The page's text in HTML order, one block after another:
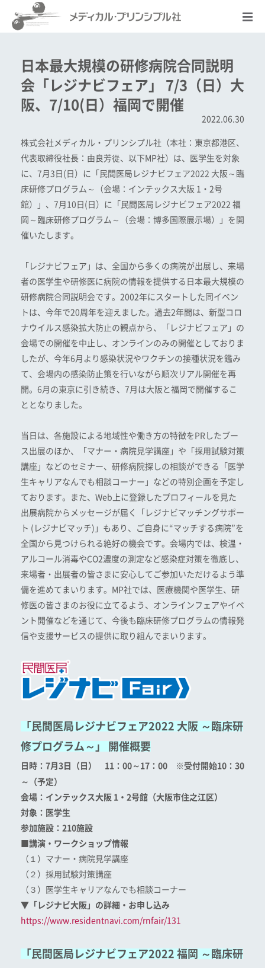
日本最大規模の研修病院合同説明
会「レジナビフェア」 7/3（日）大
阪、7/10(日）福岡で開催
2022.06.30
株式会社メディカル・プリンシプル社（本社：東京都港区、
代表取締役社長：由良芳從、以下MP社）は、医学生を対象
に、7月3日(日）に「民間医局レジナビフェア2022 大阪～臨
床研修プログラム～（会場：インテックス大阪 1・2号
館）」、7月10日(日）に「民間医局レジナビフェア2022 福
岡～臨床研修プログラム～（会場：博多国際展示場）」を開
催いたします。
「レジナビフェア」は、全国から多くの病院が出展し、来場
者の医学生や研修医に病院の情報を提供する日本最大規模の
研修病院合同説明会です。2002年にスタートした同イベン
トは、今年で20周年を迎えました。過去2年間は、新型コロ
ナウイルス感染拡大防止の観点から、「レジナビフェア」の
会場での開催を中止し、オンラインのみの開催としておりま
したが、今年6月より感染状況やワクチンの接種状況を鑑み
て、会場内の感染防止策を行いながら順次リアル開催を再
開。6月の東京に引き続き、7月は大阪と福岡で開催するこ
ととなりました。
当日は、各施設による地域性や働き方の特徴をPRしたブー
ス出展のほか、「マナー・病院見学講座」や「採用試験対策
講座」などのセミナー、研修病院探しの相談ができる「医学
生キャリアなんでも相談コーナー」などの特別企画を予定し
ております。また、Web上に登録したプロフィールを見た
出展病院からメッセージが届く「レジナビマッチングサポー
ト (レジナビマッチ)」もあり、ご自身に“マッチする病院”を
全国から見つけられる絶好の機会です。会場内では、検温・
アルコール消毒やCO2濃度の測定など感染症対策を徹底し、
来場者・出展者の皆さまに安心してご参加いただけるよう準
備を進めてまいります。MP社では、医療機関や医学生、研
修医の皆さまのお役に立てるよう、オンラインフェアやイベ
ント開催などを通じて、今後も臨床研修プログラムの情報発
信や支援サービスの提供に取り組んでまいります。
「民間医局レジナビフェア2022 大阪 ～臨床研
修プログラム～」 開催概要
日時：7月3日（日） 11：00～17：00 ※受付開始10：30
～（予定）
会場：インテックス大阪 1・2号館（大阪市住之江区）
対象：医学生
参加施設：210施設
■講演・ワークショップ情報
（１）マナー・病院見学講座
（２）採用試験対策講座
（３）医学生キャリアなんでも相談コーナー
▼「レジナビ大阪」の詳細・お申し込み
https://www.residentnavi.com/rnfair/131
「民間医局レジナビフェア2022 福岡 ～臨床研